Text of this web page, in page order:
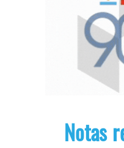
Notas